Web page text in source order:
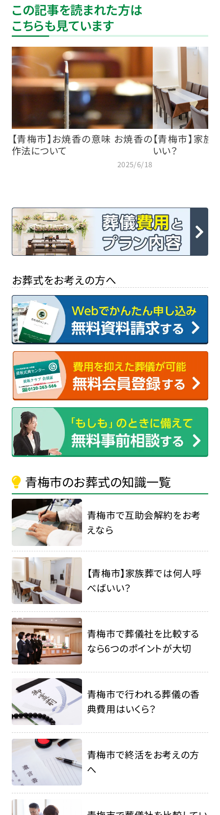
この記事を読まれた方は
こちらも見ています
【青梅市】お焼香の意味 お焼香の
作法について
2025/6/18
【青梅市】家
いい？
お葬式をお考えの方へ
青梅市のお葬式の知識一覧
青梅市で互助会解約をお考
えなら
【青梅市】家族葬では何人呼
べばいい？
青梅市で葬儀社を比較する
なら6つのポイントが大切
青梅市で行われる葬儀の香
典費用はいくら？
青梅市で終活をお考えの方
へ